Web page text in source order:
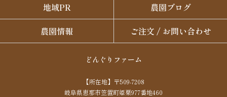
地域PR
農園ブログ
農園情報
ご注文 / お問い合わせ
どんぐりファーム
【所在地】〒509-7208
岐阜県恵那市笠置町姫栗977番地460